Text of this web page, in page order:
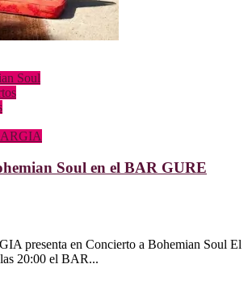
Soul
Soul en el BAR GURE
presenta en Concierto a Bohemian Soul El
20:00 el BAR...